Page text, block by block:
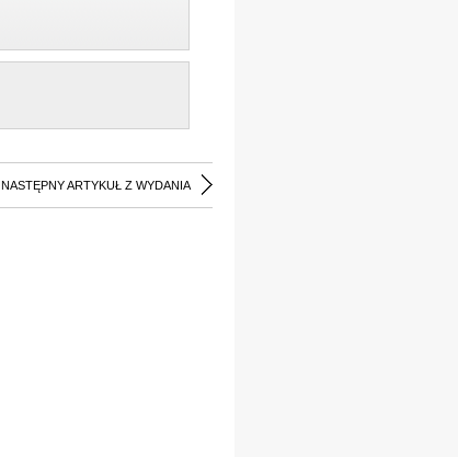
NASTĘPNY ARTYKUŁ Z WYDANIA